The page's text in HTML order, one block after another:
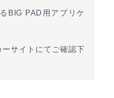
BIG PAD用アプリケ
サイトにてご確認下